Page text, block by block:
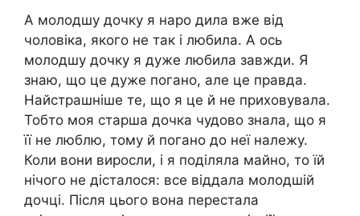
А молодшу дочку я наро дила вже від
чоловіка, якого не так і любила. А ось
молодшу дочку я дуже любила завжди. Я
знаю, що це дуже погано, але це правда.
Найстрашніше те, що я це й не приховувала.
Тобто моя старша дочка чудово знала, що я
її не люблю, тому й погано до неї належу.
Коли вони виросли, і я поділяла майно, то їй
нічого не дісталося: все віддала молодшій
дочці. Після цього вона перестала